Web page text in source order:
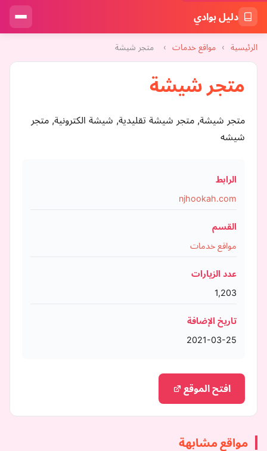
دليل بوادي
الرئيسية › مواقع خدمات › متجر شيشة
متجر شيشة
متجر شيشة, متجر شيشة تقليدية, شيشة الكترونية, متجر
شيشه
الرابط
njhookah.com
القسم
مواقع خدمات
عدد الزيارات
1,203
تاريخ الإضافة
2021-03-25
افتح الموقع
مواقع مشابهة